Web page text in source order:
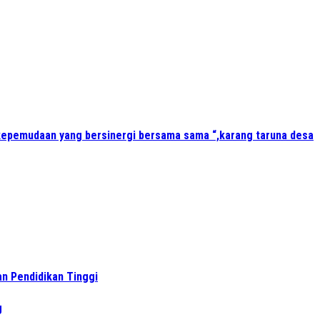
yang bersinergi bersama sama “,karang taruna desa
Pendidikan Tinggi